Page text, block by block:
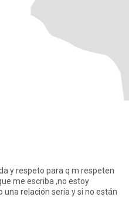
y respeto para q m respeten
me escriba ,no estoy
una relación seria y si no están